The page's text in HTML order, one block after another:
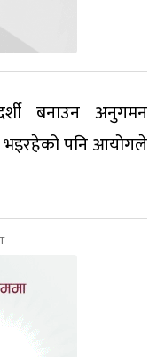
बनाउन अनुगमन
भइरहेको पनि आयोगले